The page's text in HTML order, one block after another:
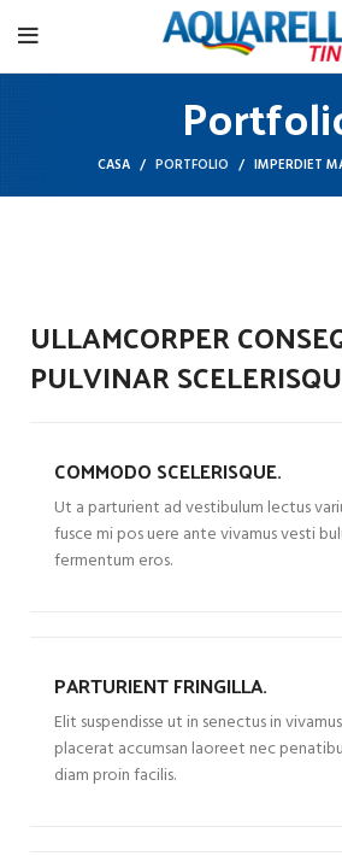
CASA PORTFOLIO IMPERDIET
ULLAMCORPER
PULVINAR
COMMODO SCELERISQUE.
Ut a parturient ad vestibulum lectus
fusce mi pos uere ante vivamus vesti
fermentum eros.
PARTURIENT FRINGILLA.
Elit suspendisse ut in senectus in
placerat accumsan laoreet nec
diam proin facilis.